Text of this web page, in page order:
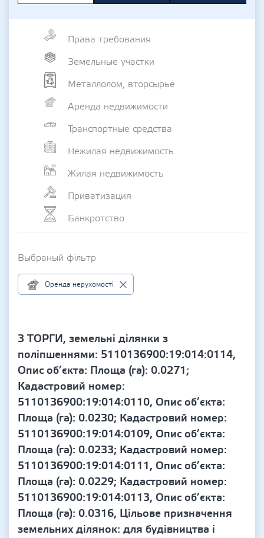
Права требования
Земельные участки
Металлолом, вторсырье
Аренда недвижимости
Транспортные средства
Нежилая недвижимость
Жилая недвижимость
Приватизация
Банкротство
Выбраный фільтр
Оренда нерухомості
3 ТОРГИ, земельні ділянки з
поліпшеннями: 5110136900:19:014:0114,
Опис об’єкта: Площа (га): 0.0271;
Кадастровий номер:
5110136900:19:014:0110, Опис об’єкта:
Площа (га): 0.0230; Кадастровий номер:
5110136900:19:014:0109, Опис об’єкта:
Площа (га): 0.0233; Кадастровий номер:
5110136900:19:014:0111, Опис об’єкта:
Площа (га): 0.0229; Кадастровий номер:
5110136900:19:014:0113, Опис об’єкта:
Площа (га): 0.0316, Цільове призначення
земельних ділянок: для будівництва і